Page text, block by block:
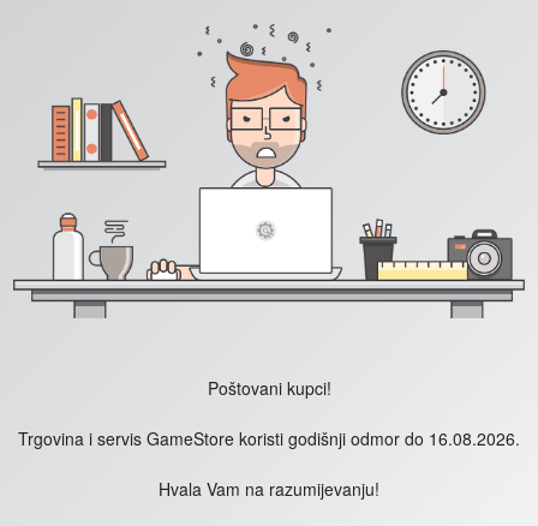
Poštovani kupci!
Trgovina i servis GameStore koristi godišnji odmor do 16.08.2026.
Hvala Vam na razumijevanju!